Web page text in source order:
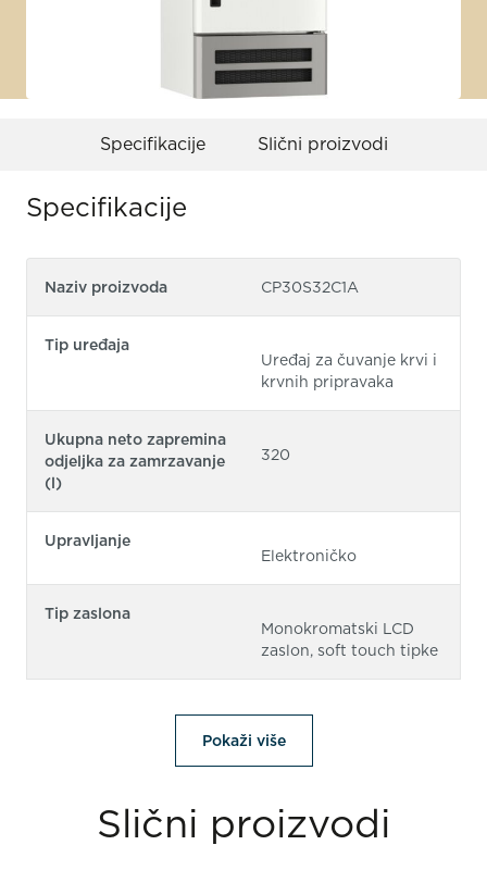
Specifikacije Slični proizvodi
Specifikacije
Naziv proizvoda CP30S32C1A
Tip uređaja
Uređaj za čuvanje krvi i
krvnih pripravaka
Ukupna neto zapremina
odjeljka za zamrzavanje
(l)
320
Upravljanje
Elektroničko
Tip zaslona
Monokromatski LCD
zaslon, soft touch tipke
Pokaži više
Slični proizvodi